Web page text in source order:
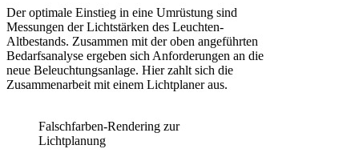
Der optimale Einstieg in eine Umrüstung sind
Messungen der Lichtstärken des Leuchten-
Altbestands. Zusammen mit der oben angeführten
Bedarfsanalyse ergeben sich Anforderungen an die
neue Beleuchtungsanlage. Hier zahlt sich die
Zusammenarbeit mit einem Lichtplaner aus.
Falschfarben-Rendering zur
Lichtplanung